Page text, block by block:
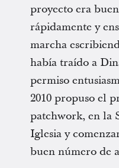
proyecto era
rápidamente y
marcha
había traído a
permiso
2010 propuso el
patchwork, en la
Iglesia y
buen número de